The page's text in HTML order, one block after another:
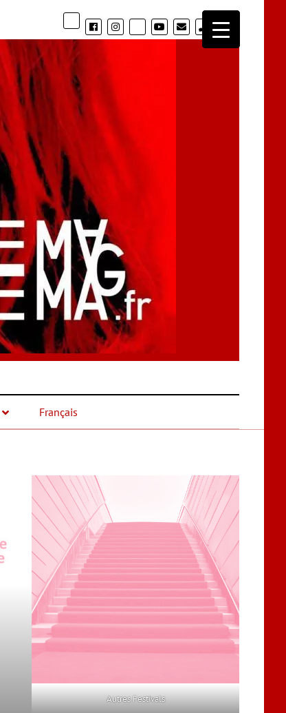
phone
Français
Autres Festivals